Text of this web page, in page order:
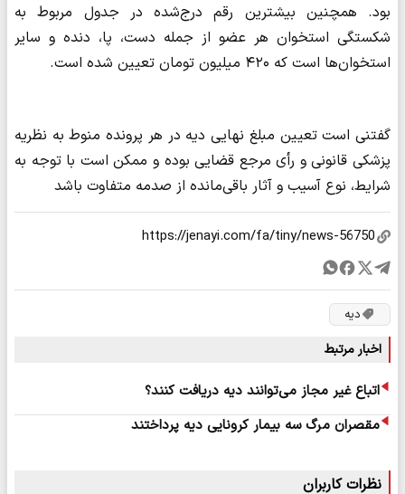
بود. همچنین بیشترین رقم درج‌شده در جدول مربوط به
شکستگی استخوان هر عضو از جمله دست، پا، دنده و سایر
استخوان‌ها است که ۴۲۰ میلیون تومان تعیین شده است.
گفتنی است تعیین مبلغ نهایی دیه در هر پرونده منوط به نظریه
پزشکی قانونی و رأی مرجع قضایی بوده و ممکن است با توجه به
شرایط، نوع آسیب و آثار باقی‌مانده از صدمه متفاوت باشد
دیه
اخبار مرتبط
اتباع غیر مجاز می‌توانند دیه دریافت کنند؟
مقصران مرگ سه بیمار کرونایی دیه پرداختند
نظرات کاربران